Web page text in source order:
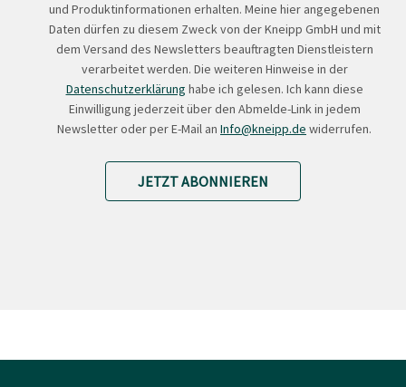
und Produktinformationen erhalten. Meine hier angegebenen
Daten dürfen zu diesem Zweck von der Kneipp GmbH und mit
dem Versand des Newsletters beauftragten Dienstleistern
verarbeitet werden. Die weiteren Hinweise in der
Datenschutzerklärung habe ich gelesen. Ich kann diese
Einwilligung jederzeit über den Abmelde-Link in jedem
Newsletter oder per E-Mail an Info@kneipp.de widerrufen.
JETZT ABONNIEREN